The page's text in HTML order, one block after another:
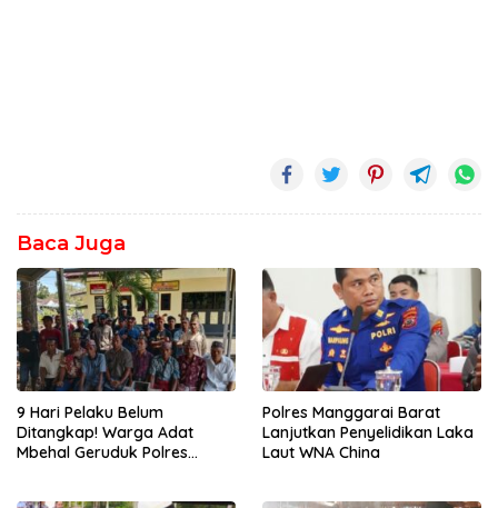
Baca Juga
9 Hari Pelaku Belum
Ditangkap! Warga Adat
Mbehal Geruduk Polres
Polres Manggarai Barat
Lanjutkan Penyelidikan Laka
Laut WNA China